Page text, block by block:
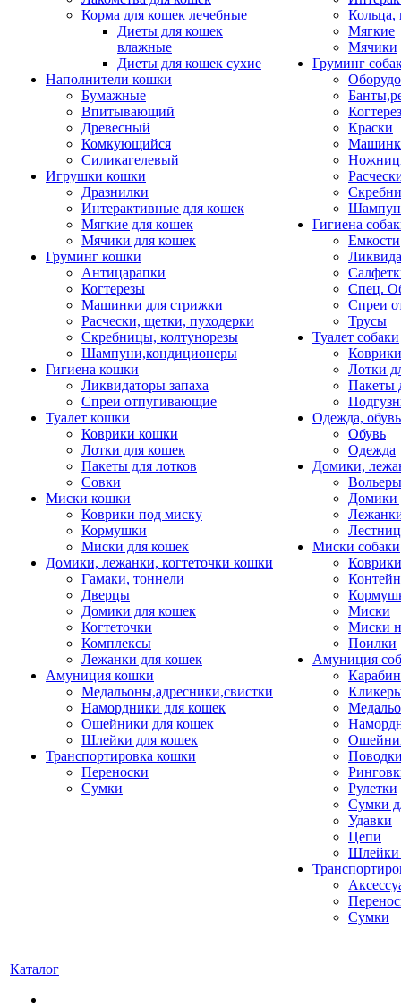
Корма для кошек лечебные
Диеты для кошек
влажные
Диеты для кошек сухие
Наполнители кошки
Бумажные
Впитывающий
Древесный
Комкующийся
Силикагелевый
Игрушки кошки
Дразнилки
Интерактивные для кошек
Мягкие для кошек
Мячики для кошек
Груминг кошки
Антицарапки
Когтерезы
Машинки для стрижки
Расчески, щетки, пуходерки
Скребницы, колтунорезы
Шампуни,кондиционеры
Гигиена кошки
Ликвидаторы запаха
Спреи отпугивающие
Туалет кошки
Коврики кошки
Лотки для кошек
Пакеты для лотков
Совки
Миски кошки
Коврики под миску
Кормушки
Миски для кошек
Домики, лежанки, когтеточки кошки
Гамаки, тоннели
Дверцы
Домики для кошек
Когтеточки
Комплексы
Лежанки для кошек
Амуниция кошки
Медальоны,адресники,свистки
Намордники для кошек
Ошейники для кошек
Шлейки для кошек
Транспортировка кошки
Переноски
Сумки
Кольца,
Мягкие
Мячики
Груминг
Краски
Гигиена
Емкости
Спец.
Спреи
Трусы
Туалет собаки
Коврики
Лотки
Пакеты
Одежда, обувь
Обувь
Одежда
Домики,
Домики
Миски собаки
Миски
Миски
Поилки
Амуниция
Рулетки
Сумки
Удавки
Цепи
Шлейки
Сумки
Каталог